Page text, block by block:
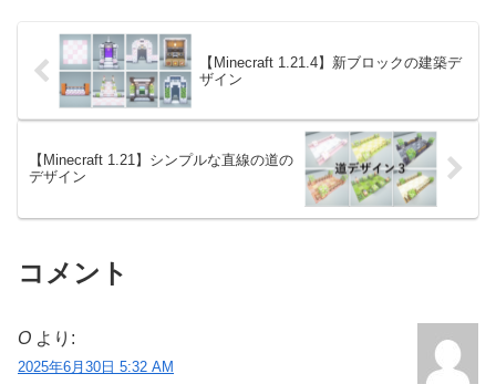
【Minecraft 1.21.4】新ブロックの建築デ
ザイン
【Minecraft 1.21】シンプルな直線の道の
デザイン
コメント
O より:
2025年6月30日 5:32 AM